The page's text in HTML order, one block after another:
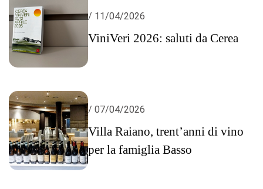
/ 11/04/2026
ViniVeri 2026: saluti da Cerea
/ 07/04/2026
Villa Raiano, trent’anni di vino
per la famiglia Basso